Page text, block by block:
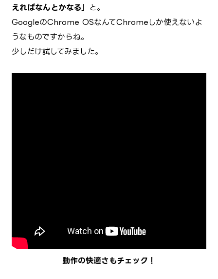
えればなんとかなる」
と。
GoogleのChrome OSなんてChromeしか使えないよ
うなものですからね。
少しだけ試してみました。
動作の快適さもチェック！